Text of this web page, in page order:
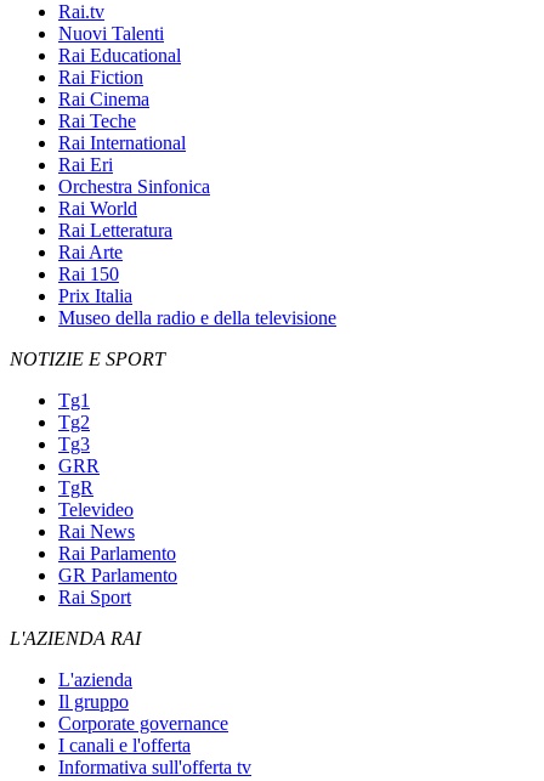
Rai.tv
Nuovi Talenti
Rai Educational
Rai Fiction
Rai Cinema
Rai Teche
Rai International
Rai Eri
Orchestra Sinfonica
Rai World
Rai Letteratura
Rai Arte
Rai 150
Prix Italia
Museo della radio e della televisione
NOTIZIE E SPORT
Tg1
Tg2
Tg3
GRR
TgR
Televideo
Rai News
Rai Parlamento
GR Parlamento
Rai Sport
L'AZIENDA RAI
L'azienda
Il gruppo
Corporate governance
I canali e l'offerta
Informativa sull'offerta tv